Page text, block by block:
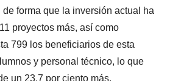
forma que la inversión actual ha
proyectos más, así como
799 los beneficiarios de esta
y personal técnico, lo que
un 23,7 por ciento más.